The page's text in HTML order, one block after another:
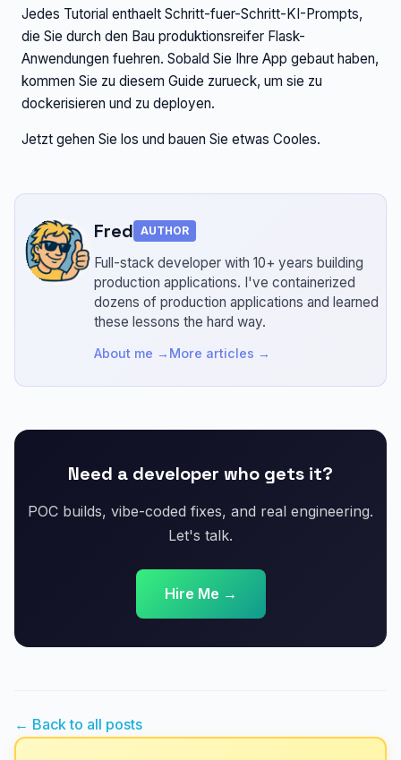
Jedes Tutorial enthaelt Schritt-fuer-Schritt-KI-Prompts,
die Sie durch den Bau produktionsreifer Flask-
Anwendungen fuehren. Sobald Sie Ihre App gebaut haben,
kommen Sie zu diesem Guide zurueck, um sie zu
dockerisieren und zu deployen.
Jetzt gehen Sie los und bauen Sie etwas Cooles.
Fred AUTHOR
Full-stack developer with 10+ years building
production applications. I've containerized
dozens of production applications and learned
these lessons the hard way.
About me → More articles →
Need a developer who gets it?
POC builds, vibe-coded fixes, and real engineering.
Let's talk.
Hire Me →
← Back to all posts